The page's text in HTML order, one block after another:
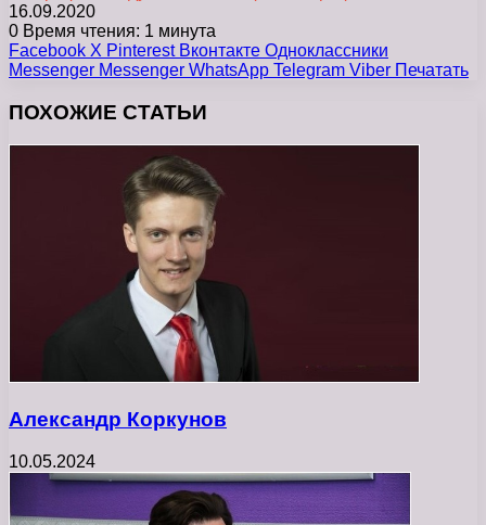
16.09.2020
0 Время чтения: 1 минута
Facebook X Pinterest Вконтакте Одноклассники
Messenger Messenger WhatsApp Telegram Viber Печатать
ПОХОЖИЕ СТАТЬИ
Александр Коркунов
10.05.2024